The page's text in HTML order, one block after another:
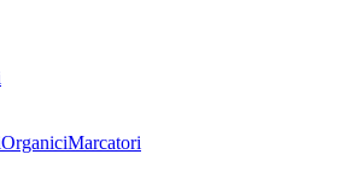
OrganiciMarcatori